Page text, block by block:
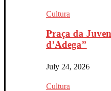
Cultura
Praça da
d’Adega”
July 24, 2026
Cultura